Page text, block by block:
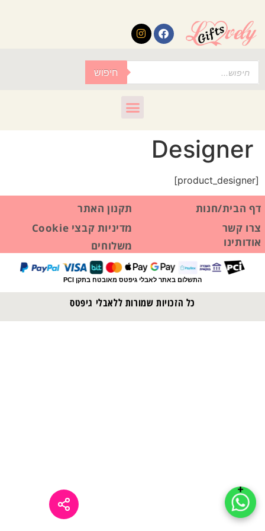
חיפוש
Designer
[product_designer]
דף הבית/חנות
צרו קשר
תקנון האתר
מדיניות קבצי Cookie
אודותינו
משלוחים
התשלום באתר לאבלי גיפטס מאובטח בתקן PCI
כל הזכויות שמורות ללאבלי גיפטס